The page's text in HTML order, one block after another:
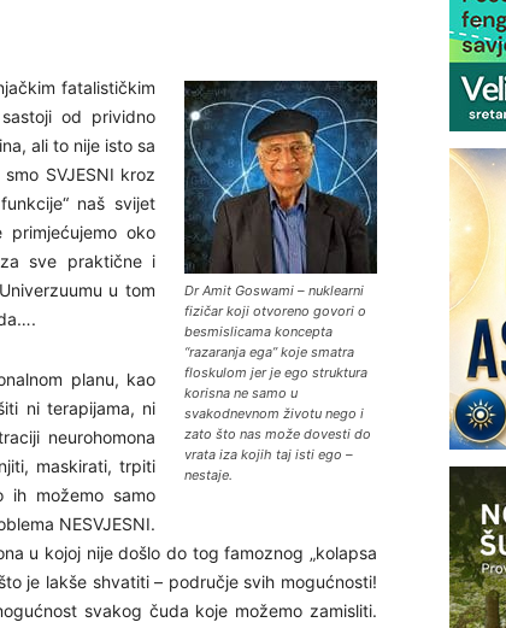
Dr Amit Goswami – nuklearni
fizičar koji otvoreno govori o
besmislicama koncepta
“razaranja ega” koje smatra
floskulom jer je ego struktura
korisna ne samo u
svakodnevnom životu nego i
zato što nas može dovesti do
vrata iza kojih taj isti ego –
nestaje.
fatalističkim
od prividno
ali to nije isto sa
SVJESNI kroz
naš svijet
oko
sve praktične i
u tom
planu, kao
ni terapijama, ni
neurohomona
maskirati, trpiti
ih možemo samo
NESVJESNI.
u kojoj nije došlo do tog famoznog „kolapsa
je lakše shvatiti – područje svih mogućnosti!
svakog čuda koje možemo zamisliti.